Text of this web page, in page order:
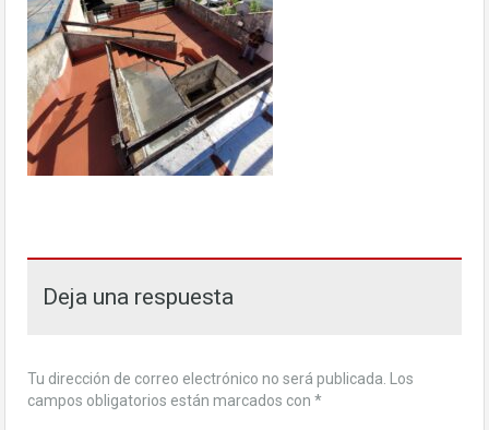
Deja una respuesta
Tu dirección de correo electrónico no será publicada.
Los
campos obligatorios están marcados con *